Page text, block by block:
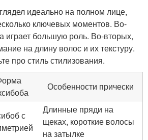
идеально на полном лице,
ключевых моментов. Во-
большую роль. Во-вторых,
на длину волос и их текстуру.
про стиль стилизования.
Особенности прически
с
Длинные пряди на
щеках, короткие волосы
на затылке